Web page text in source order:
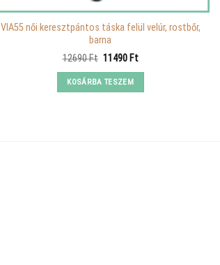
VIA55 női keresztpántos táska felül velúr, rostbőr,
barna
12690Ft Original
was:
12690 Ft.
11490 FtCurrent
KOSÁRBA TESZEM